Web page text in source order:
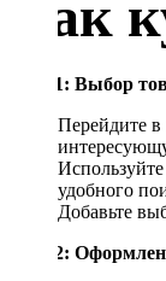
Как
Шаг 1: Выбор
Перейдите в
удобного
Добавьте
Шаг 2: